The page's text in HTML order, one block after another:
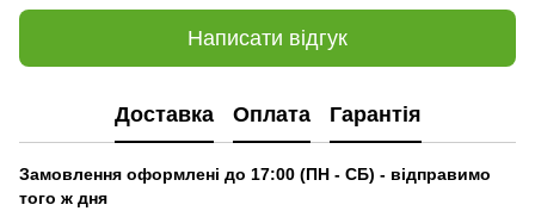
Написати відгук
Доставка Оплата Гарантія
Замовлення оформлені до 17:00 (ПН - СБ) - відправимо
того ж дня